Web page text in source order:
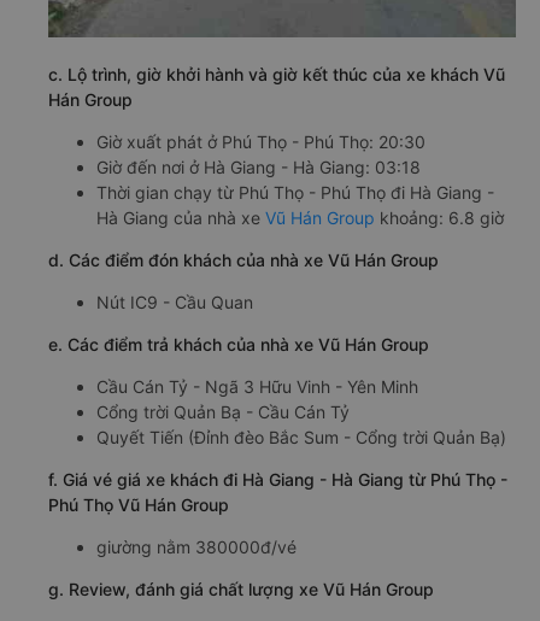
c. Lộ trình, giờ khởi hành và giờ kết thúc của xe khách Vũ
Hán Group
Giờ xuất phát ở Phú Thọ - Phú Thọ: 20:30
Giờ đến nơi ở Hà Giang - Hà Giang: 03:18
Thời gian chạy từ Phú Thọ - Phú Thọ đi Hà Giang -
Hà Giang của nhà xe Vũ Hán Group khoảng: 6.8 giờ
d. Các điểm đón khách của nhà xe Vũ Hán Group
Nút IC9 - Cầu Quan
e. Các điểm trả khách của nhà xe Vũ Hán Group
Cầu Cán Tỷ - Ngã 3 Hữu Vinh - Yên Minh
Cổng trời Quản Bạ - Cầu Cán Tỷ
Quyết Tiến (Đỉnh đèo Bắc Sum - Cổng trời Quản Bạ)
f. Giá vé giá xe khách đi Hà Giang - Hà Giang từ Phú Thọ -
Phú Thọ Vũ Hán Group
giường nằm 380000đ/vé
g. Review, đánh giá chất lượng xe Vũ Hán Group